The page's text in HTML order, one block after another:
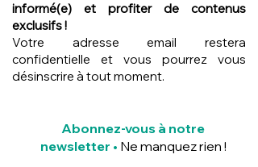
informé(e) et profiter de contenus
exclusifs !
Votre adresse email restera
confidentielle et vous pourrez vous
désinscrire à tout moment.
Abonnez-vous à notre
newsletter • Ne manquez rien !